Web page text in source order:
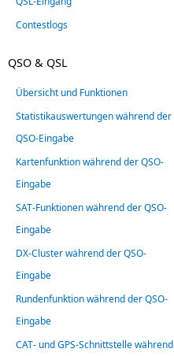
Contestlogs
QSO & QSL
Übersicht und Funktionen
Statistikauswertungen während der
QSO-Eingabe
Kartenfunktion während der QSO-
Eingabe
SAT-Funktionen während der QSO-
Eingabe
DX-Cluster während der QSO-
Eingabe
Rundenfunktion während der QSO-
Eingabe
CAT- und GPS-Schnittstelle während